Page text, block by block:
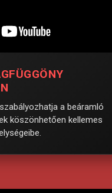
a beáramló
köszönhetően kellemes